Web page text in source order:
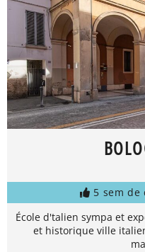
5 sem de
École d'talien sympa et
et historique ville